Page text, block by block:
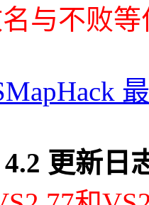
与不败
更新日